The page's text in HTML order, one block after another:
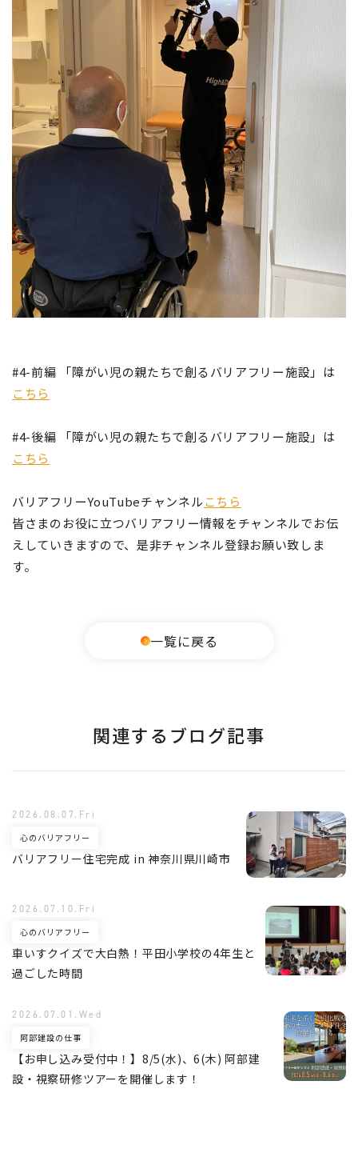
#4-前編 「障がい児の親たちで創るバリアフリー施設」は
こちら
#4-後編 「障がい児の親たちで創るバリアフリー施設」は
こちら
バリアフリーYouTubeチャンネルこちら
皆さまのお役に立つバリアフリー情報をチャンネルでお伝
えしていきますので、是非チャンネル登録お願い致しま
す。
一覧に戻る
関連するブログ記事
バリアフリー住宅完成 in 神奈川県川崎市
心のバリアフリー
2026.08.07.Fri
車いすクイズで大白熱！平田小学校の4年生と
過ごした時間
心のバリアフリー
2026.07.10.Fri
【お申し込み受付中！】8/5(水)、6(木) 阿部建
設・視察研修ツアーを開催します！
阿部建設の仕事
2026.07.01.Wed